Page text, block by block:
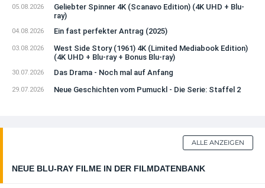
05.08.2026
Geliebter Spinner 4K (Scanavo Edition) (4K UHD + Blu-
ray)
04.08.2026 Ein fast perfekter Antrag (2025)
03.08.2026
West Side Story (1961) 4K (Limited Mediabook Edition)
(4K UHD + Blu-ray + Bonus Blu-ray)
30.07.2026 Das Drama - Noch mal auf Anfang
29.07.2026 Neue Geschichten vom Pumuckl - Die Serie: Staffel 2
NEUE BLU-RAY FILME IN DER FILMDATENBANK
ALLE ANZEIGEN